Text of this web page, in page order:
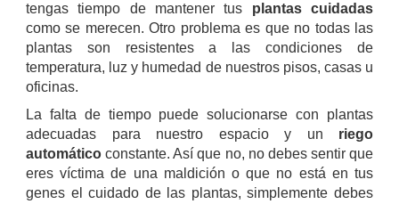
tengas tiempo de mantener tus plantas cuidadas
como se merecen. Otro problema es que no todas las
plantas son resistentes a las condiciones de
temperatura, luz y humedad de nuestros pisos, casas u
oficinas.
La falta de tiempo puede solucionarse con plantas
adecuadas para nuestro espacio y un riego
automático constante. Así que no, no debes sentir que
eres víctima de una maldición o que no está en tus
genes el cuidado de las plantas, simplemente debes